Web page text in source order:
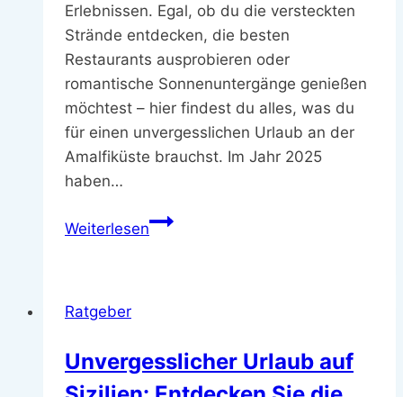
Erlebnissen. Egal, ob du die versteckten
Strände entdecken, die besten
Restaurants ausprobieren oder
romantische Sonnenuntergänge genießen
möchtest – hier findest du alles, was du
für einen unvergesslichen Urlaub an der
Amalfiküste brauchst. Im Jahr 2025
haben…
WeiterlesenUnvergesslicher
für
deine
Ratgeber
Unvergesslicher Urlaub auf